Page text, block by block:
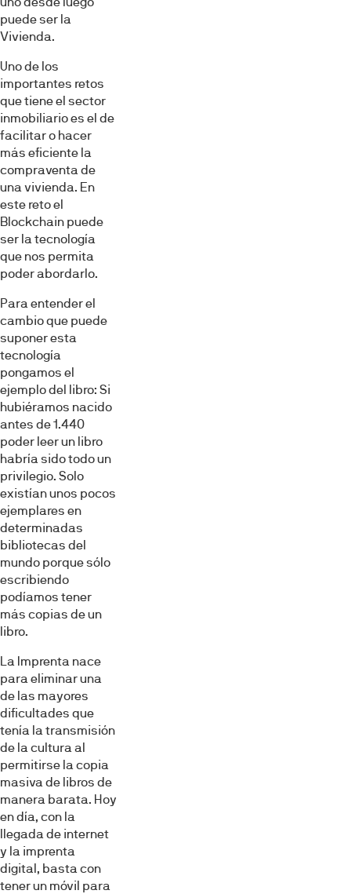
puede ser la
Vivienda.
Uno de los
importantes retos
que tiene el sector
inmobiliario es el de
facilitar o hacer
más eficiente la
compraventa de
una vivienda. En
este reto el
Blockchain puede
ser la tecnología
que nos permita
poder abordarlo.
Para entender el
cambio que puede
suponer esta
tecnología
pongamos el
ejemplo del libro: Si
hubiéramos nacido
antes de 1.440
poder leer un libro
habría sido todo un
privilegio. Solo
existían unos pocos
ejemplares en
determinadas
bibliotecas del
mundo porque sólo
escribiendo
podíamos tener
más copias de un
libro.
La Imprenta nace
para eliminar una
de las mayores
dificultades que
tenía la transmisión
de la cultura al
permitirse la copia
masiva de libros de
manera barata. Hoy
en día, con la
llegada de internet
y la imprenta
digital, basta con
tener un móvil para